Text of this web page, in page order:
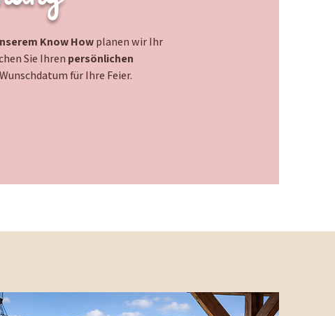
Know Howplanen wir Ihr
Sie Ihren persönlichen
für Ihre Feier.